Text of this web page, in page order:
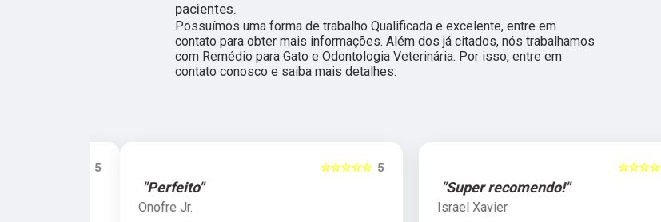
pacientes.
Possuímos uma forma de trabalho Qualificada e excelente, entre em
contato para obter mais informações. Além dos já citados, nós trabalhamos
com Remédio para Gato e Odontologia Veterinária. Por isso, entre em
contato conosco e saiba mais detalhes.
5
☆☆☆☆☆
"Perfeito"
Onofre Jr.
5
☆☆☆☆☆
"Super recomendo!"
Israel Xavier